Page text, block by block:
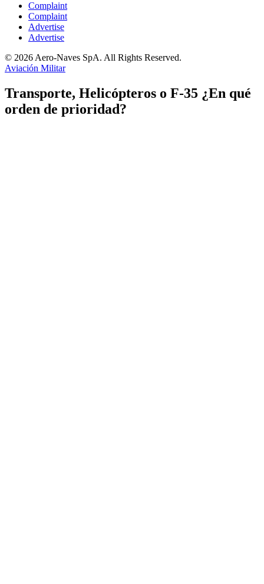
Complaint
Complaint
Advertise
Advertise
© 2026 Aero-Naves SpA. All Rights Reserved.
Aviación Militar
Transporte, Helicópteros o F-35 ¿En qué
orden de prioridad?